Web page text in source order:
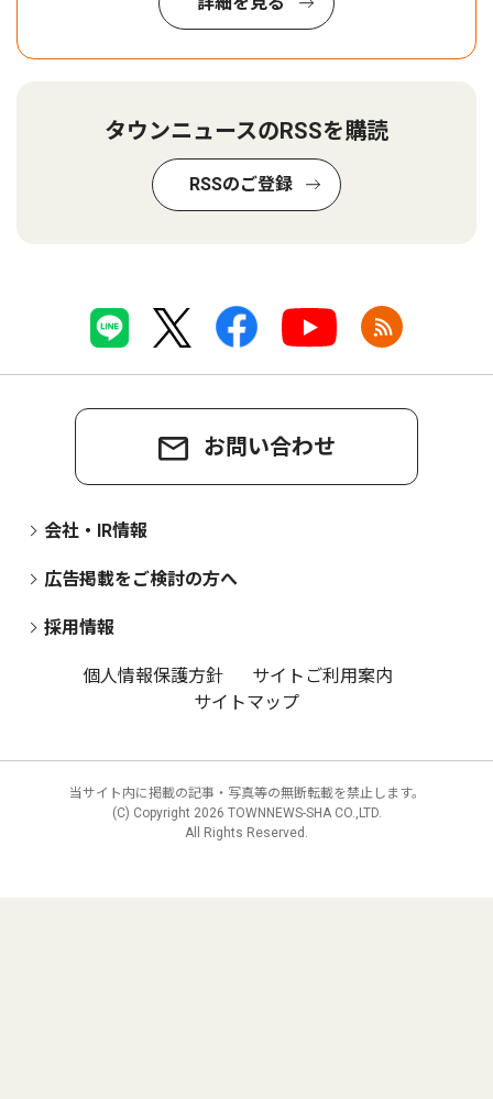
タウンニュースのRSSを購読
RSSのご登録
お問い合わせ
会社・IR情報
広告掲載をご検討の方へ
採用情報
個人情報保護方針
サイトご利用案内
サイトマップ
当サイト内に掲載の記事・写真等の無断転載を禁止します。
(C) Copyright 2026 TOWNNEWS-SHA CO.,LTD.
All Rights Reserved.